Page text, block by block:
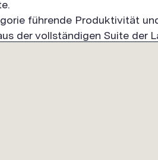
führende Produktivität
der vollständigen Suite der